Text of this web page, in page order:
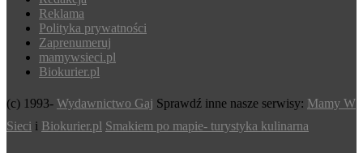
Reklama
Polityka prywatności
Zaprenumeruj
mamywsieci.pl
Biokurier.pl
(c) 1993- Wydawnictwo Gaj Sprawdź inne nasze serwisy: Mamy W
Sieci i Biokurier.pl Smakiem po mapie- turystyka kulinarna